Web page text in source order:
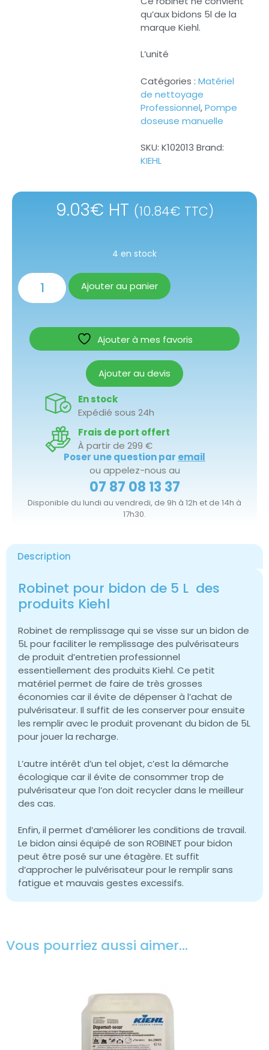
qu’aux bidons 5l de la
marque Kiehl.
L’unité
Catégories : Matériel
de nettoyage
Professionnel,Pompe
doseuse manuelle
SKU: K102013 Brand:
KIEHL
9.03€ HT (10.84€ TTC)
4 en stock
Ajouter au panier
Ajouter à mes favoris
Ajouter au devis
En stock
Expédié sous 24h
Frais de port offert
À partir de 299 €
Poser une question par email
ou appelez-nous au
07 87 08 13 37
Disponible du lundi au vendredi, de 9h à 12h et de 14h à
17h30.
Description
Robinet pour bidon de 5 L des
produits Kiehl
Robinet de remplissage qui se visse sur un bidon de
5L pour faciliter le remplissage des pulvérisateurs
de produit d’entretien professionnel
essentiellement des produits Kiehl. Ce petit
matériel permet de faire de très grosses
économies car il évite de dépenser à l’achat de
pulvérisateur. Il suffit de les conserver pour ensuite
les remplir avec le produit provenant du bidon de 5L
pour jouer la recharge.
L’autre intérêt d’un tel objet, c’est la démarche
écologique car il évite de consommer trop de
pulvérisateur que l’on doit recycler dans le meilleur
des cas.
Enfin, il permet d’améliorer les conditions de travail.
Le bidon ainsi équipé de son ROBINET pour bidon
peut être posé sur une étagère. Et suffit
d’approcher le pulvérisateur pour le remplir sans
fatigue et mauvais gestes excessifs.
Vous pourriez aussi aimer…